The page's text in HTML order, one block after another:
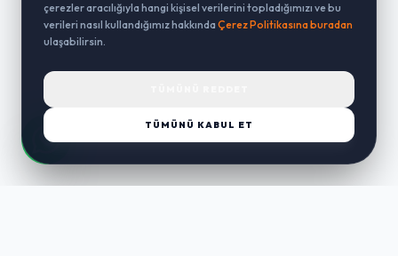
çerezler aracılığıyla hangi kişisel verilerini topladığımızı ve bu
verileri nasıl kullandığımız hakkında Çerez Politikasına buradan
ulaşabilirsin.
TÜMÜNÜ KABUL ET